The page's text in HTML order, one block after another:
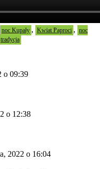
noc Kupały , Kwiat Paproci , noc
tradycja
o 09:39
o 12:38
2022 o 16:04